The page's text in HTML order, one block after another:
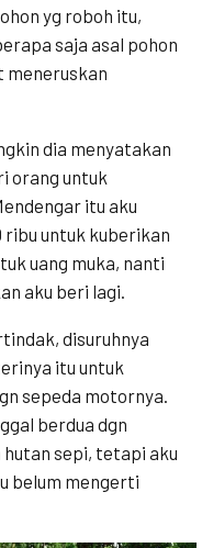
yg roboh itu,
saja asal pohon
meneruskan
dia menyatakan
orang untuk
itu aku
ribu untuk kuberikan
uang muka, nanti
aku beri lagi.
disuruhnya
itu untuk
sepeda motornya.
berdua dgn
sepi, tetapi aku
belum mengerti